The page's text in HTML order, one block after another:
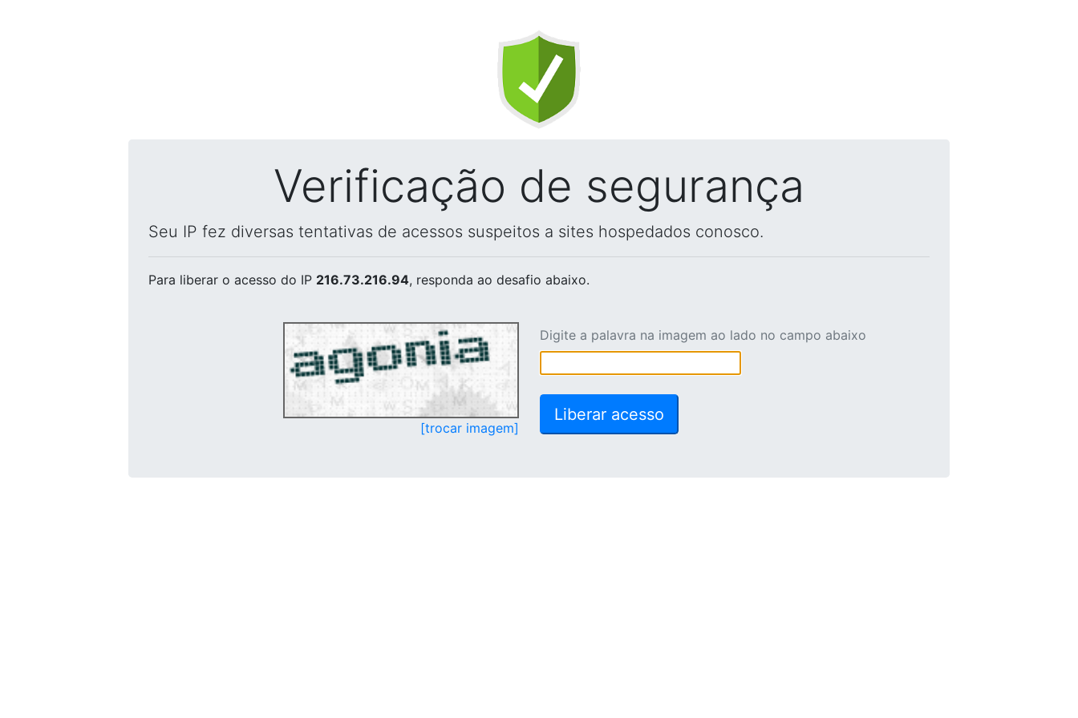
Verificação de segurança
Seu IP fez diversas tentativas de acessos suspeitos a sites hospedados conosco.
Para liberar o acesso do IP 216.73.216.94, responda ao desafio abaixo.
[trocar imagem]
Digite a palavra na imagem ao lado no campo abaixo